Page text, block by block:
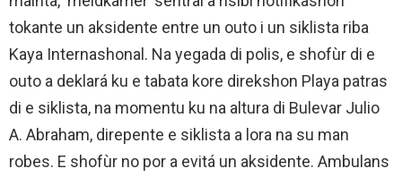
tokante un aksidente entre un outo i un siklista riba
Kaya Internashonal. Na yegada di polis, e shofùr di e
outo a deklará ku e tabata kore direkshon Playa patras
di e siklista, na momentu ku na altura di Bulevar Julio
A. Abraham, direpente e siklista a lora na su man
robes. E shofùr no por a evitá un aksidente. Ambulans